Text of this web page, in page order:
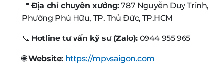
📍Địa chỉ chuyên xưởng:787 Nguyễn Duy Trinh,
Phường Phú Hữu, TP. Thủ Đức, TP.HCM
📞 Hotline tư vấn kỹ sư (Zalo): 0944 955 965
🌐Website: https://mpvsaigon.com